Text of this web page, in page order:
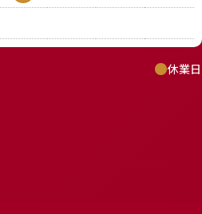
休業日